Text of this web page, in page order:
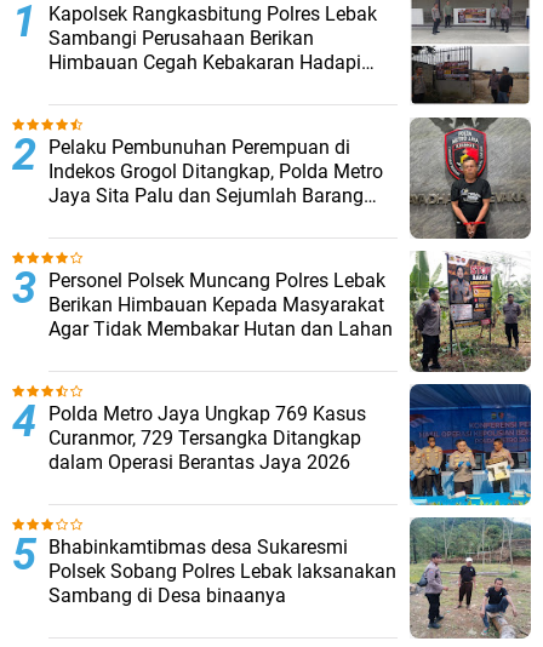
Kapolsek Rangkasbitung Polres Lebak
Sambangi Perusahaan Berikan
Himbauan Cegah Kebakaran Hadapi
Pelaku Pembunuhan Perempuan di
Indekos Grogol Ditangkap, Polda Metro
Jaya Sita Palu dan Sejumlah Barang
Personel Polsek Muncang Polres Lebak
Berikan Himbauan Kepada Masyarakat
Agar Tidak Membakar Hutan dan Lahan
Polda Metro Jaya Ungkap 769 Kasus
Curanmor, 729 Tersangka Ditangkap
dalam Operasi Berantas Jaya 2026‎
Bhabinkamtibmas desa Sukaresmi
Polsek Sobang Polres Lebak laksanakan
Sambang di Desa binaanya